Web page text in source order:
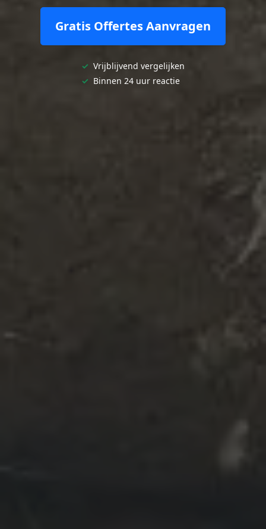
Gratis Offertes Aanvragen
✓ Vrijblijvend vergelijken
✓ Binnen 24 uur reactie